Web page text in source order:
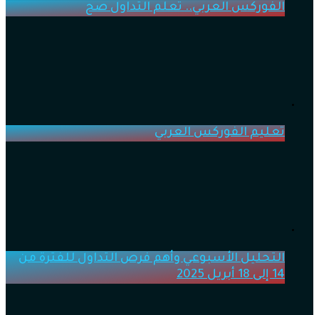
الفوركس العربي.. تعلم التداول صح
تعليم الفوركس العربي
التحليل الأسبوعي وأهم فرص التداول للفترة من
14 إلى 18 أبريل 2025